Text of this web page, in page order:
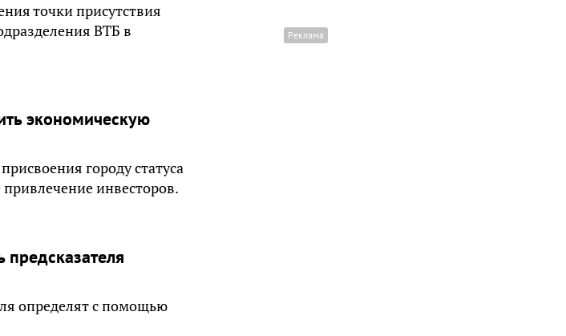
точки присутствия
ВТБ в
экономическую
городу статуса
инвесторов.
определят с помощью